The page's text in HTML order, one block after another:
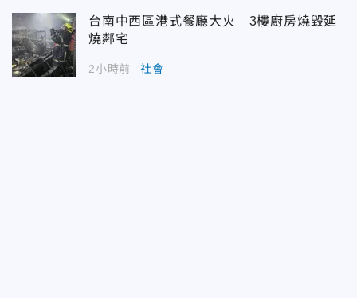
台南中西區港式餐廳大火 3樓廚房燒毀延
燒鄰宅
2小時前 社會